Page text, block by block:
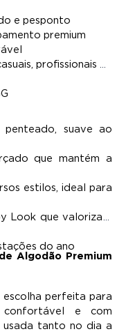
e pesponto
premium
profissionais ou
penteado, suave ao
que mantém a
estilos, ideal para
Look que valoriza a
do ano
Algodão Premium
perfeita para
e com
usada tanto no dia a